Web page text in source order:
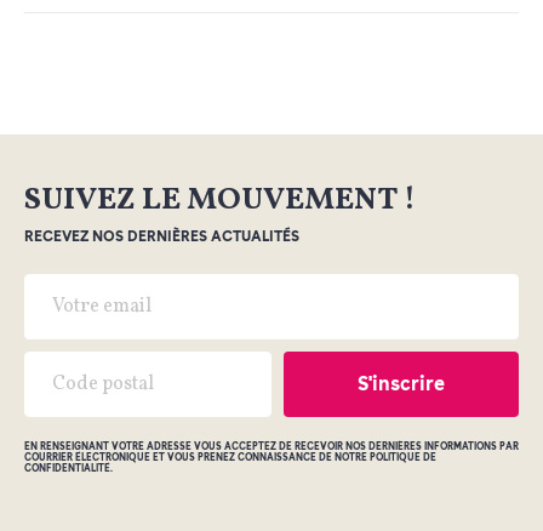
SUIVEZ LE MOUVEMENT !
RECEVEZ NOS DERNIÈRES ACTUALITÉS
EN RENSEIGNANT VOTRE ADRESSE VOUS ACCEPTEZ DE RECEVOIR NOS DERNIÈRES INFORMATIONS PAR
COURRIER ÉLECTRONIQUE ET VOUS PRENEZ CONNAISSANCE DE NOTRE POLITIQUE DE
CONFIDENTIALITÉ.